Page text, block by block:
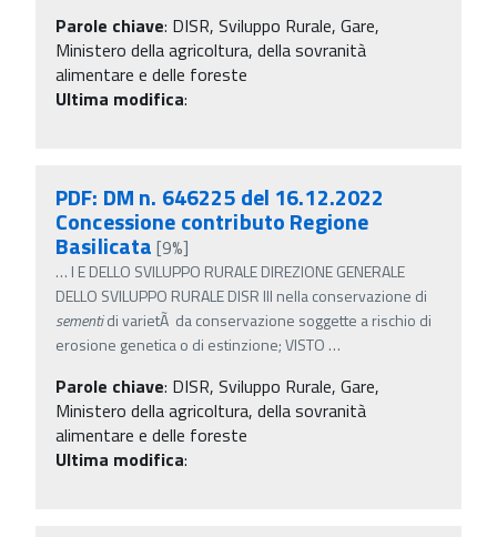
Parole chiave: DISR, Sviluppo Rurale, Gare,
Ministero della agricoltura, della sovranità
alimentare e delle foreste
Ultima modifica:
PDF: DM n. 646225 del 16.12.2022
Concessione contributo Regione
Basilicata [9%]
… I E DELLO SVILUPPO RURALE DIREZIONE GENERALE
DELLO SVILUPPO RURALE DISR III nella conservazione di
sementidi varietÃ da conservazione soggette a rischio di
erosione genetica o di estinzione; VISTO …
Parole chiave: DISR, Sviluppo Rurale, Gare,
Ministero della agricoltura, della sovranità
alimentare e delle foreste
Ultima modifica: